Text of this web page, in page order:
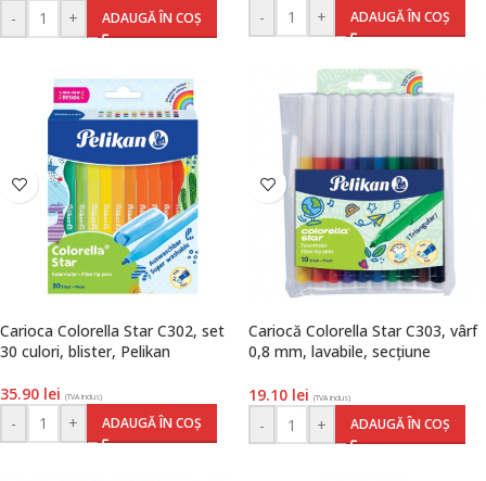
- + ADAUGĂ ÎN COȘ - + ADAUGĂ ÎN COȘ
Carioca Colorella Star C302, set
30 culori, blister, Pelikan
35.90 lei (TVA inclus)
- + ADAUGĂ ÎN COȘ
Cariocă Colorella Star C303, vârf
0,8 mm, lavabile, secțiune
Pelikan
19.10 lei (TVA inclus)
- + ADAUGĂ ÎN COȘ